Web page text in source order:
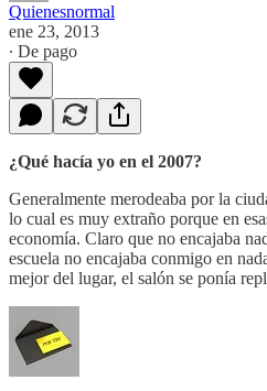
Quienesnormal
ene 23, 2013
∙ De pago
¿Qué hacía yo en el 2007?
Generalmente merodeaba por la
lo cual es muy extraño porque en
economía. Claro que no encajaba
escuela no encajaba conmigo en
mejor del lugar, el salón se ponía